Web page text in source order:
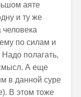
аяте
и ту же
человека
ему по силам и
Надо полагать,
А еще
в данной суре
В этом тоже